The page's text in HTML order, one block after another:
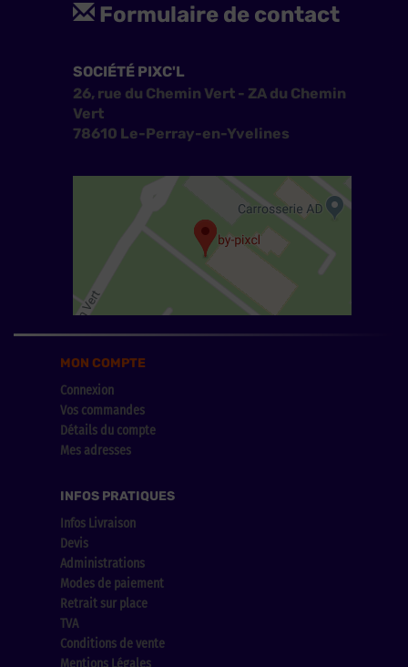
Formulaire de contact
SOCIÉTÉ PIXC'L
26, rue du Chemin Vert - ZA du Chemin
Vert
78610 Le-Perray-en-Yvelines
MON COMPTE
Connexion
Vos commandes
Détails du compte
Mes adresses
INFOS PRATIQUES
Infos Livraison
Devis
Administrations
Modes de paiement
Retrait sur place
TVA
Conditions de vente